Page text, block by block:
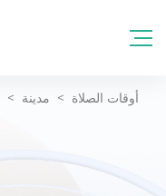
أوقات الصلاة > مدينة >